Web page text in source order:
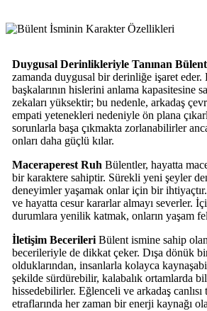
Duygusal Derinlikleriyle Tanınan
zamanda duygusal bir derinliğe işaret eder.
başkalarının hislerini anlama kapasitesine
zekaları yüksektir; bu nedenle, arkadaş
empati yetenekleri nedeniyle ön plana
sorunlarla başa çıkmakta zorlanabilirler
onları daha güçlü kılar.
Maceraperest Ruh Bülentler, hayatta
bir karaktere sahiptir. Sürekli yeni şeyler
deneyimler yaşamak onlar için bir
ve hayatta cesur kararlar almayı severler.
durumlara yenilik katmak, onların yaşam
İletişim BecerileriBülent ismine sahip
becerileriyle de dikkat çeker. Dışa dönük
olduklarından, insanlarla kolayca
şekilde sürdürebilir, kalabalık ortamlarda
hissedebilirler. Eğlenceli ve arkadaş canlısı
etraflarında her zaman bir enerji kaynağı